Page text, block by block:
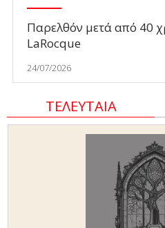
Παρελθόν μετά από 40
LaRocque
24/07/2026
ΤΕΛΕΥΤΑΙΑ